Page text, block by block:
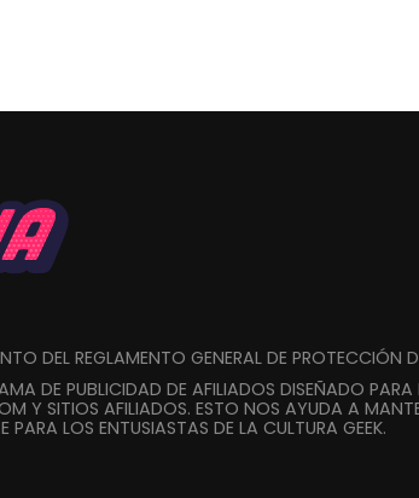
DEL REGLAMENTO GENERAL DE PROTECCIÓN
DE PUBLICIDAD DE AFILIADOS DISEÑADO
Y SITIOS AFILIADOS. ESTO NOS AYUDA A
LOS ENTUSIASTAS DE LA CULTURA GEEK.